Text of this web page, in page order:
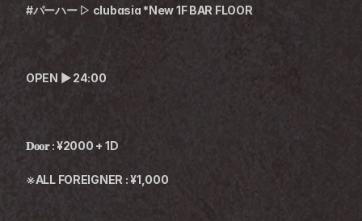
#パーハー ▷ clubasia *New 1F BAR FLOOR
OPEN ▶︎ 24:00
𝐃𝐨𝐨𝐫 : ¥2000 + 1D
※ALL FOREIGNER : ¥1,000